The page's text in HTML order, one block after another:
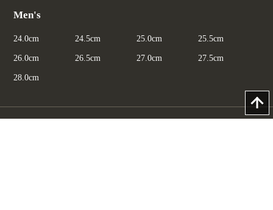
Men's
24.0cm 24.5cm 25.0cm 25.5cm
26.0cm 26.5cm 27.0cm 27.5cm
28.0cm